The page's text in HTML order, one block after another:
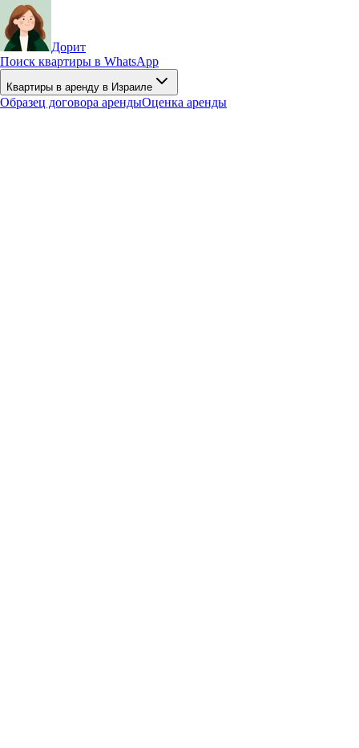
Дорит
Поиск квартиры в WhatsApp
Квартиры в аренду в Израиле
Образец договора арендыОценка аренды